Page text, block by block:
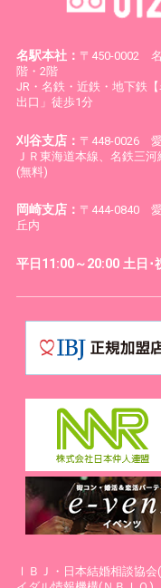
名駅本社： 〒450-0002
階・2階
JR・名鉄・近鉄・地下鉄
出口」徒歩1分
刈谷支店： 〒448-0026
ＪＲ東海道本線、名鉄三
(無料)
岡崎支店： 〒444-0840
丘内
平日11:00～20:00 土日･
ⅠＢＪ・日本結婚相談協